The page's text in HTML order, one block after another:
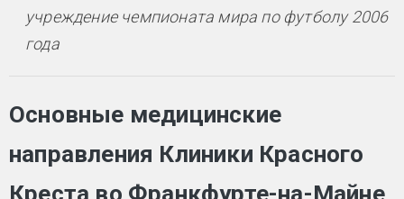
учреждение чемпионата мира по футболу 2006
года
Основные медицинские
направления Клиники Красного